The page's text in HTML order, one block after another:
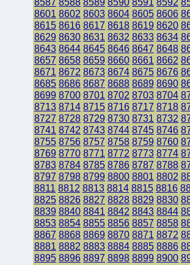
8601 8602 8603 8604 8605 8606
8615 8616 8617 8618 8619 8620
8629 8630 8631 8632 8633 8634
8643 8644 8645 8646 8647 8648
8657 8658 8659 8660 8661 8662
8671 8672 8673 8674 8675 8676
8685 8686 8687 8688 8689 8690
8699 8700 8701 8702 8703 8704
8713 8714 8715 8716 8717 8718
8727 8728 8729 8730 8731 8732
8741 8742 8743 8744 8745 8746
8755 8756 8757 8758 8759 8760
8769 8770 8771 8772 8773 8774
8783 8784 8785 8786 8787 8788
8797 8798 8799 8800 8801 8802
8811 8812 8813 8814 8815 8816
8825 8826 8827 8828 8829 8830
8839 8840 8841 8842 8843 8844
8853 8854 8855 8856 8857 8858
8867 8868 8869 8870 8871 8872
8881 8882 8883 8884 8885 8886
8895 8896 8897 8898 8899 8900